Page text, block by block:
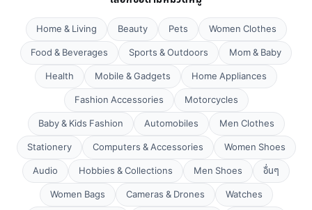
Home & Living Beauty Pets
Women Clothes
Food & Beverages
Sports & Outdoors
Mom & Baby
Health
Mobile & Gadgets
Home Appliances
Fashion Accessories
Motorcycles
Baby & Kids Fashion
Automobiles
Men Clothes
Stationery
Computers & Accessories
Women Shoes
Audio
Hobbies & Collections Men Shoes
อื่นๆ
Women Bags
Cameras & Drones
Watches